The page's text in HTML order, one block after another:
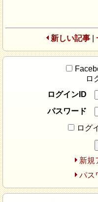
新しい記事|
ロ
ログインID
パスワード
ログ
新規
パス